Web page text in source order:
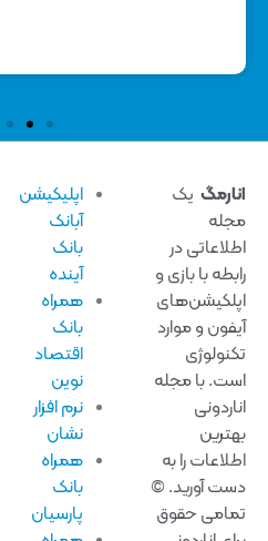
یک
در
با بازی و
و موارد
با مجله
را به
آورید. ©
حقوق
اپلیکیشن
آبانک
آینده
همراه
اقتصاد
نرم افزار
نشان
همراه
پارسیان